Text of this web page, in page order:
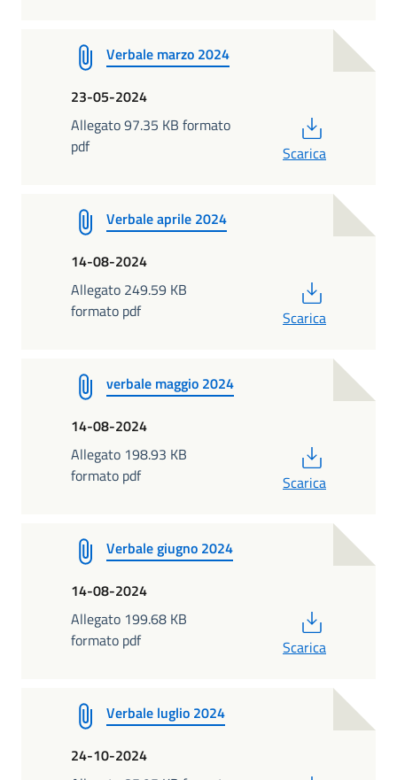
Verbale marzo 2024
23-05-2024
Allegato 97.35 KB formato
pdf
Scarica
Verbale aprile 2024
14-08-2024
Allegato 249.59 KB
formato pdf
Scarica
verbale maggio 2024
14-08-2024
Allegato 198.93 KB
formato pdf
Scarica
Verbale giugno 2024
14-08-2024
Allegato 199.68 KB
formato pdf
Scarica
Verbale luglio 2024
24-10-2024